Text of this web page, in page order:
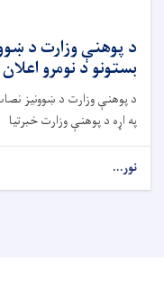
بستونو د نومرو
په اړه د پوهنې وزارت خبرتیا
نور...